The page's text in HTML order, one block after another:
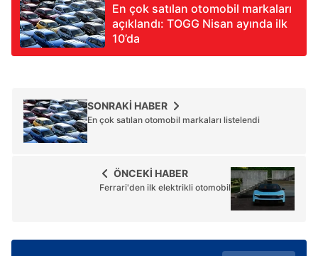
En çok satılan otomobil markaları
açıklandı: TOGG Nisan ayında ilk
10’da
SONRAKİ HABER
En çok satılan otomobil markaları listelendi
ÖNCEKİ HABER
Ferrari'den ilk elektrikli otomobil